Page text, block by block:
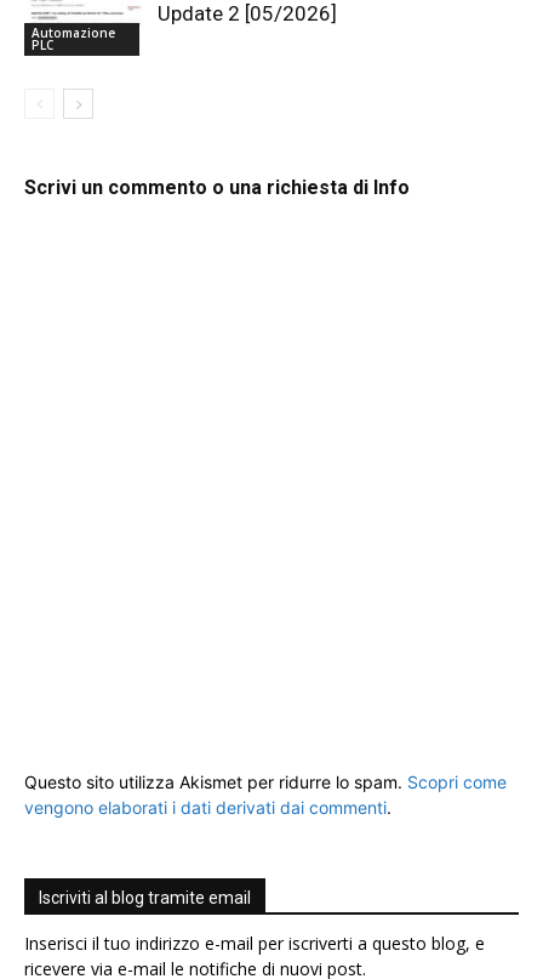
Automazione
PLC
Update 2 [05/2026]
Scrivi un commento o una richiesta di Info
Questo sito utilizza Akismet per ridurre lo spam. Scopri come
vengono elaborati i dati derivati dai commenti.
Iscriviti al blog tramite email
Inserisci il tuo indirizzo e-mail per iscriverti a questo blog, e
ricevere via e-mail le notifiche di nuovi post.